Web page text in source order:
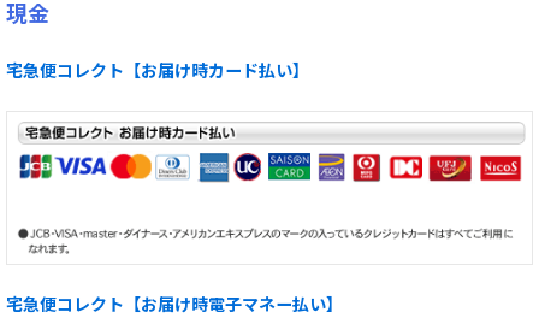
現金
宅急便コレクト【お届け時カード払い】
宅急便コレクト【お届け時電子マネー払い】